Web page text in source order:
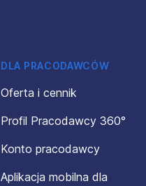
DLA PRACODAWCÓW
Oferta i cennik
Profil Pracodawcy 360°
Konto pracodawcy
Aplikacja mobilna dla